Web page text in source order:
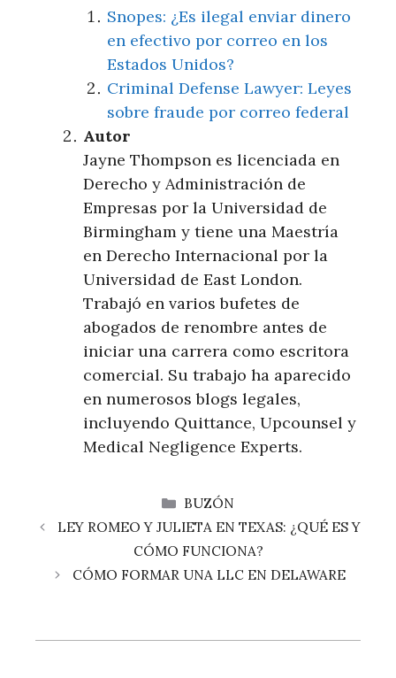
Snopes: ¿Es ilegal enviar dinero
en efectivo por correo en los
Estados Unidos?
Criminal Defense Lawyer: Leyes
sobre fraude por correo federal
Autor
Jayne Thompson es licenciada en
Derecho y Administración de
Empresas por la Universidad de
Birmingham y tiene una Maestría
en Derecho Internacional por la
Universidad de East London.
Trabajó en varios bufetes de
abogados de renombre antes de
iniciar una carrera como escritora
comercial. Su trabajo ha aparecido
en numerosos blogs legales,
incluyendo Quittance, Upcounsel y
Medical Negligence Experts.
CATEGORÍAS
BUZÓN
LEY ROMEO Y JULIETA EN TEXAS: ¿QUÉ ES Y
CÓMO FUNCIONA?
CÓMO FORMAR UNA LLC EN DELAWARE